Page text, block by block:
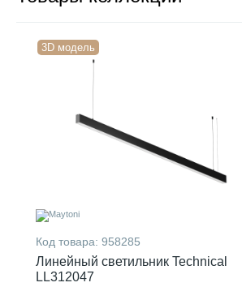
3D модель
Код товара: 958285
Линейный светильник Technical
LL312047